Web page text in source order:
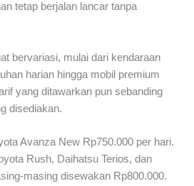
tetap berjalan lancar tanpa
bervariasi, mulai dari kendaraan
harian hingga mobil premium
yang ditawarkan pun sebanding
disediakan.
Avanza New Rp750.000 per hari.
Rush, Daihatsu Terios, dan
masing disewakan Rp800.000.